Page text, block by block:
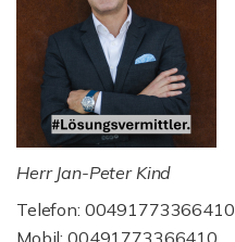
Herr Jan-Peter Kind
Telefon: 00491773366410
Mobil: 00491773366410